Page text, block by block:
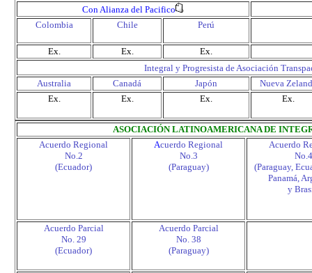
Con Alianza del Pacifico
Colombia
Chile Perú
Ex. Ex.
Ex.
Integral y Progresista de Asociación
Australia
Canadá Japón
Nueva
Ex.
Ex. Ex. Ex.
ASOCIACIÓN LATINOAMERICANA DE
Acuerdo Regional
No.2
(Ecuador)
Acuerdo Regional
No.3
(Paraguay)
Acuerdo
No.4
(Paraguay,
Panamá,
y
Acuerdo Parcial
No. 29
(Ecuador)
Acuerdo Parcial
No. 38
(Paraguay)